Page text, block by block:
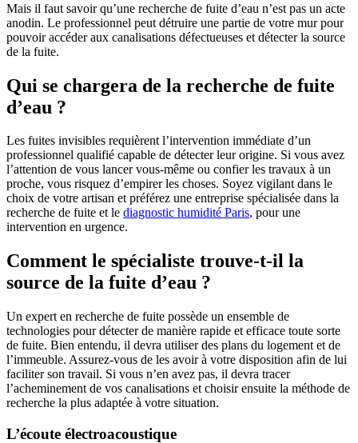
Mais il faut savoir qu’une recherche de fuite d’eau n’est pas un acte
anodin. Le professionnel peut détruire une partie de votre mur pour
pouvoir accéder aux canalisations défectueuses et détecter la source
de la fuite.
Qui se chargera de la recherche de fuite
d’eau ?
Les fuites invisibles requièrent l’intervention immédiate d’un
professionnel qualifié capable de détecter leur origine. Si vous avez
l’attention de vous lancer vous-même ou confier les travaux à un
proche, vous risquez d’empirer les choses. Soyez vigilant dans le
choix de votre artisan et préférez une entreprise spécialisée dans la
recherche de fuite et le diagnostic humidité Paris, pour une
intervention en urgence.
Comment le spécialiste trouve-t-il la
source de la fuite d’eau ?
Un expert en recherche de fuite possède un ensemble de
technologies pour détecter de manière rapide et efficace toute sorte
de fuite. Bien entendu, il devra utiliser des plans du logement et de
l’immeuble. Assurez-vous de les avoir à votre disposition afin de lui
faciliter son travail. Si vous n’en avez pas, il devra tracer
l’acheminement de vos canalisations et choisir ensuite la méthode de
recherche la plus adaptée à votre situation.
L’écoute électroacoustique